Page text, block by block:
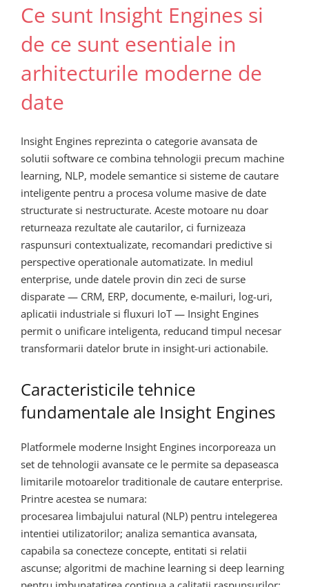
Ce sunt Insight Engines si
de ce sunt esentiale in
arhitecturile moderne de
date
Insight Engines reprezinta o categorie avansata de
solutii software ce combina tehnologii precum machine
learning, NLP, modele semantice si sisteme de cautare
inteligente pentru a procesa volume masive de date
structurate si nestructurate. Aceste motoare nu doar
returneaza rezultate ale cautarilor, ci furnizeaza
raspunsuri contextualizate, recomandari predictive si
perspective operationale automatizate. In mediul
enterprise, unde datele provin din zeci de surse
disparate — CRM, ERP, documente, e-mailuri, log-uri,
aplicatii industriale si fluxuri IoT — Insight Engines
permit o unificare inteligenta, reducand timpul necesar
transformarii datelor brute in insight-uri actionabile.
Caracteristicile tehnice
fundamentale ale Insight Engines
Platformele moderne Insight Engines incorporeaza un
set de tehnologii avansate ce le permite sa depaseasca
limitarile motoarelor traditionale de cautare enterprise.
Printre acestea se numara:
procesarea limbajului natural (NLP) pentru intelegerea
intentiei utilizatorilor; analiza semantica avansata,
capabila sa conecteze concepte, entitati si relatii
ascunse; algoritmi de machine learning si deep learning